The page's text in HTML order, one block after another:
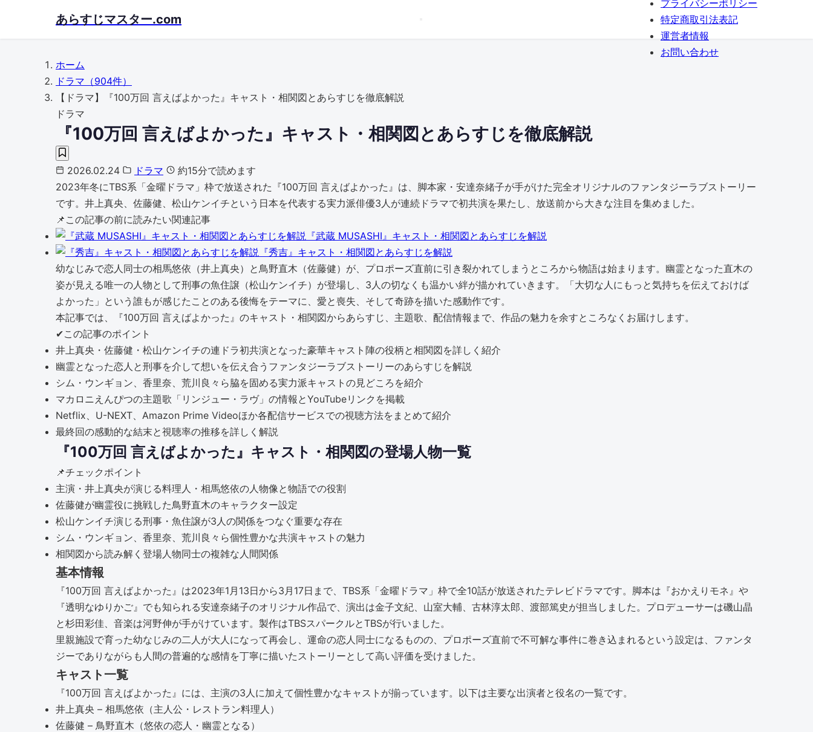
あらすじマスター.com
プライバシーポリシー
特定商取引法表記
運営者情報
お問い合わせ
ホーム
ドラマ （904件）
【ドラマ】『100万回 言えばよかった』キャスト・相関図とあらすじを徹底解説
ドラマ
『100万回 言えばよかった』キャスト・相関図とあらすじを徹底解説
2026.02.24 ドラマ
約15分で読めます
2023年冬にTBS系「金曜ドラマ」枠で放送された『100万回 言えばよかった』は、脚本家・安達奈緒子が手がけた完全オリジナルのファンタジーラブストーリー
です。井上真央、佐藤健、松山ケンイチという日本を代表する実力派俳優3人が連続ドラマで初共演を果たし、放送前から大きな注目を集めました。
📌 この記事の前に読みたい関連記事
『武蔵 MUSASHI』キャスト・相関図とあらすじを解説
『秀吉』キャスト・相関図とあらすじを解説
幼なじみで恋人同士の相馬悠依（井上真央）と鳥野直木（佐藤健）が、プロポーズ直前に引き裂かれてしまうところから物語は始まります。幽霊となった直木の
姿が見える唯一の人物として刑事の魚住譲（松山ケンイチ）が登場し、3人の切なくも温かい絆が描かれていきます。「大切な人にもっと気持ちを伝えておけば
よかった」という誰もが感じたことのある後悔をテーマに、愛と喪失、そして奇跡を描いた感動作です。
本記事では、『100万回 言えばよかった』のキャスト・相関図からあらすじ、主題歌、配信情報まで、作品の魅力を余すところなくお届けします。
✔この記事のポイント
井上真央・佐藤健・松山ケンイチの連ドラ初共演となった豪華キャスト陣の役柄と相関図を詳しく紹介
幽霊となった恋人と刑事を介して想いを伝え合うファンタジーラブストーリーのあらすじを解説
シム・ウンギョン、香里奈、荒川良々ら脇を固める実力派キャストの見どころを紹介
マカロニえんぴつの主題歌「リンジュー・ラヴ」の情報とYouTubeリンクを掲載
Netflix、U-NEXT、Amazon Prime Videoほか各配信サービスでの視聴方法をまとめて紹介
最終回の感動的な結末と視聴率の推移を詳しく解説
『100万回 言えばよかった』キャスト・相関図の登場人物一覧
📌チェックポイント
主演・井上真央が演じる料理人・相馬悠依の人物像と物語での役割
佐藤健が幽霊役に挑戦した鳥野直木のキャラクター設定
松山ケンイチ演じる刑事・魚住譲が3人の関係をつなぐ重要な存在
シム・ウンギョン、香里奈、荒川良々ら個性豊かな共演キャストの魅力
相関図から読み解く登場人物同士の複雑な人間関係
基本情報
『100万回 言えばよかった』は2023年1月13日から3月17日まで、TBS系「金曜ドラマ」枠で全10話が放送されたテレビドラマです。脚本は『おかえりモネ』や
『透明なゆりかご』でも知られる安達奈緒子のオリジナル作品で、演出は金子文紀、山室大輔、古林淳太郎、渡部篤史が担当しました。プロデューサーは磯山晶
と杉田彩佳、音楽は河野伸が手がけています。製作はTBSスパークルとTBSが行いました。
里親施設で育った幼なじみの二人が大人になって再会し、運命の恋人同士になるものの、プロポーズ直前で不可解な事件に巻き込まれるという設定は、ファンタ
ジーでありながらも人間の普遍的な感情を丁寧に描いたストーリーとして高い評価を受けました。
キャスト一覧
『100万回 言えばよかった』には、主演の3人に加えて個性豊かなキャストが揃っています。以下は主要な出演者と役名の一覧です。
井上真央 – 相馬悠依（主人公・レストラン料理人）
佐藤健 – 鳥野直木（悠依の恋人・幽霊となる）